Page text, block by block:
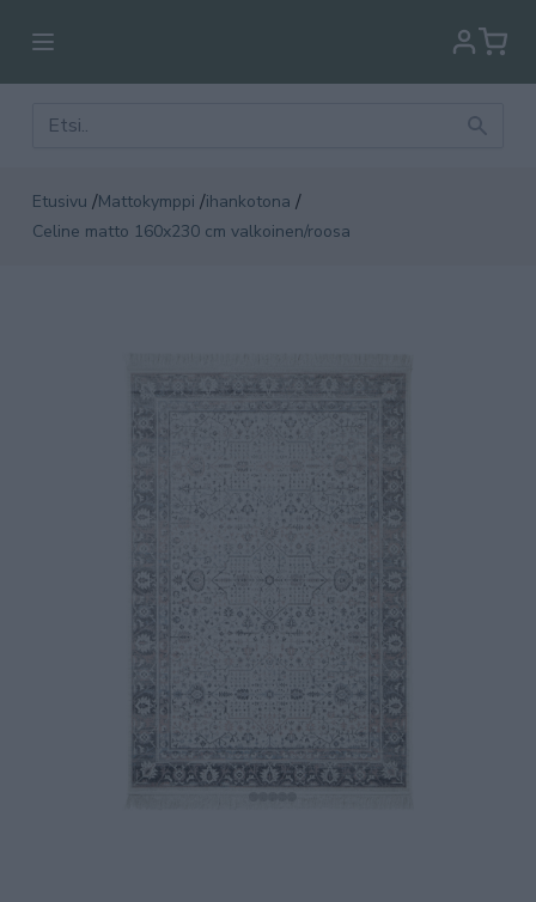
Etusivu /Mattokymppi /ihankotona /
Celine matto 160x230 cm valkoinen/roosa